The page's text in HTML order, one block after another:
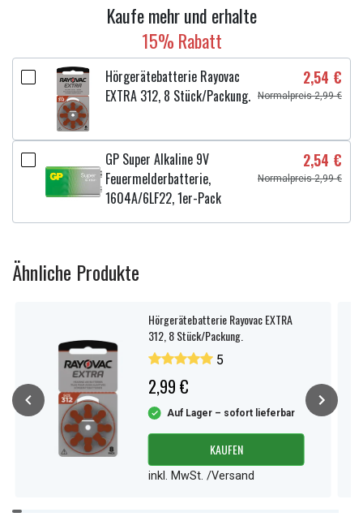
Kaufe mehr und erhalte
15% Rabatt
Hörgerätebatterie Rayovac
EXTRA 312, 8 Stück/Packung.
2,54 €
Normalpreis 2,99 €
GP Super Alkaline 9V
Feuermelderbatterie,
1604A/6LF22, 1er-Pack
2,54 €
Normalpreis 2,99 €
Ähnliche Produkte
Hörgerätebatterie Rayovac EXTRA
312, 8 Stück/Packung.
5
2,99 €
Auf Lager – sofort lieferbar
KAUFEN
inkl. MwSt. /Versand
Item